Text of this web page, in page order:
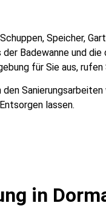
Speicher,
Badewanne und die
für Sie aus, rufen
lassen.
in